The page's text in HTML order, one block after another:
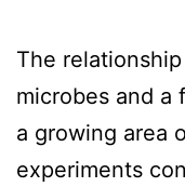
The
microbes and a
a growing area
experiments